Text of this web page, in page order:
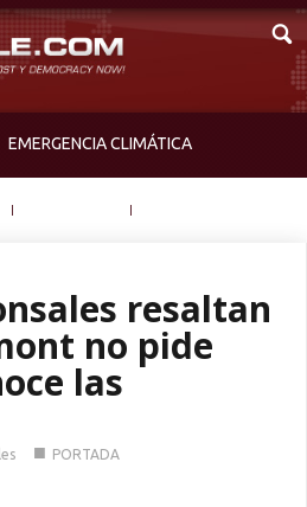
EMERGENCIA CLIMÁTICA
resaltan
no pide
las
■ PORTADA